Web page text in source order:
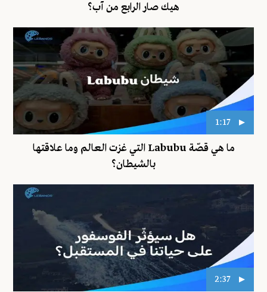
هيك صار الرابع من آب؟
1:17
ما هي قصّة Labubu التي غزت العالم وما علاقتها
بالشيطان؟
2:37